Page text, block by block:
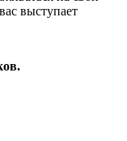
выступает